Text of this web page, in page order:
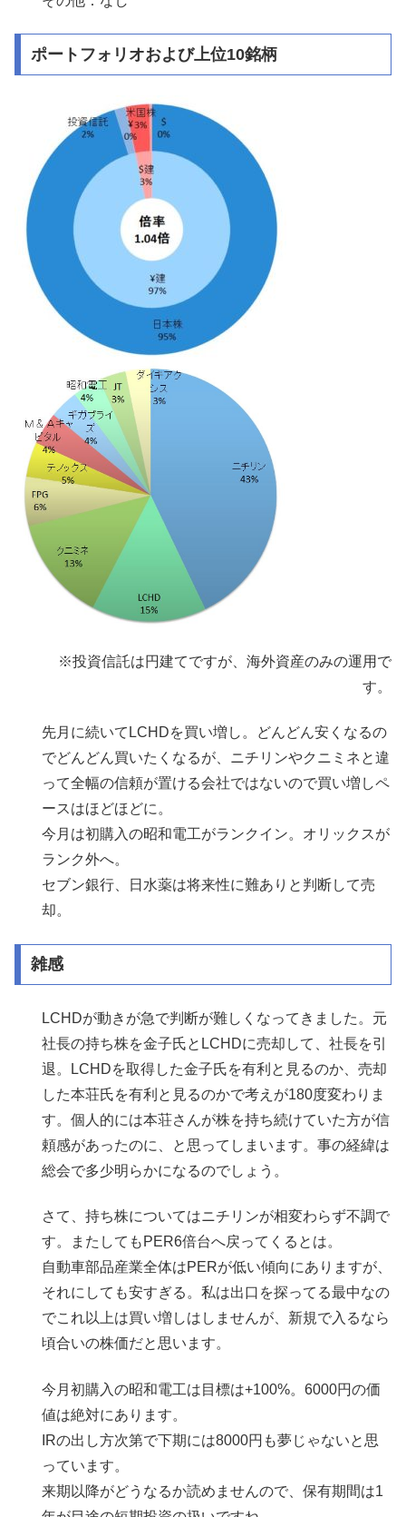
ポートフォリオおよび上位10銘柄
※投資信託は円建てですが、海外資産のみの運用で
す。
先月に続いてLCHDを買い増し。どんどん安くなるの
でどんどん買いたくなるが、ニチリンやクニミネと違
って全幅の信頼が置ける会社ではないので買い増しペ
ースはほどほどに。
今月は初購入の昭和電工がランクイン。オリックスが
ランク外へ。
セブン銀行、日水薬は将来性に難ありと判断して売
却。
雑感
LCHDが動きが急で判断が難しくなってきました。元
社長の持ち株を金子氏とLCHDに売却して、社長を引
退。LCHDを取得した金子氏を有利と見るのか、売却
した本荘氏を有利と見るのかで考えが180度変わりま
す。個人的には本荘さんが株を持ち続けていた方が信
頼感があったのに、と思ってしまいます。事の経緯は
総会で多少明らかになるのでしょう。
さて、持ち株についてはニチリンが相変わらず不調で
す。またしてもPER6倍台へ戻ってくるとは。
自動車部品産業全体はPERが低い傾向にありますが、
それにしても安すぎる。私は出口を探ってる最中なの
でこれ以上は買い増しはしませんが、新規で入るなら
頃合いの株価だと思います。
今月初購入の昭和電工は目標は+100%。6000円の価
値は絶対にあります。
IRの出し方次第で下期には8000円も夢じゃないと思
っています。
来期以降がどうなるか読めませんので、保有期間は1